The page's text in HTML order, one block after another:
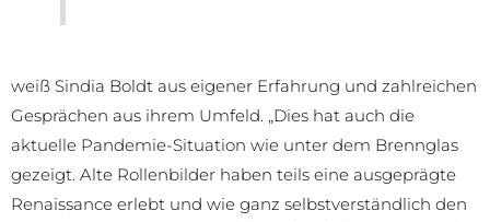
weiß Sindia Boldt aus eigener Erfahrung und zahlreichen
Gesprächen aus ihrem Umfeld. „Dies hat auch die
aktuelle Pandemie-Situation wie unter dem Brennglas
gezeigt. Alte Rollenbilder haben teils eine ausgeprägte
Renaissance erlebt und wie ganz selbstverständlich den